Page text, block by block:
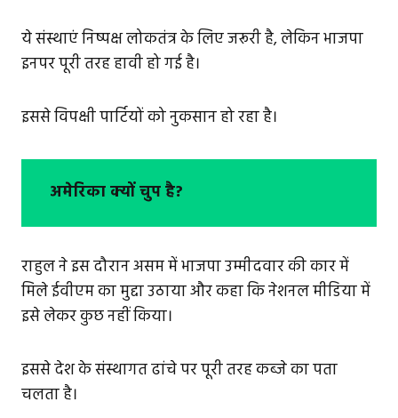
ये संस्थाएं निष्पक्ष लोकतंत्र के लिए जरूरी है, लेकिन भाजपा
इनपर पूरी तरह हावी हो गई है।
इससे विपक्षी पार्टियों को नुकसान हो रहा है।
अमेरिका क्यों चुप है?
राहुल ने इस दौरान असम में भाजपा उम्मीदवार की कार में
मिले ईवीएम का मुद्दा उठाया और कहा कि नेशनल मीडिया में
इसे लेकर कुछ नहीं किया।
इससे देश के संस्थागत ढांचे पर पूरी तरह कब्जे का पता
चलता है।